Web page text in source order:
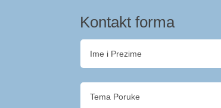
Kontakt forma